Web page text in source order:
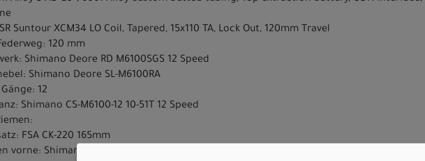
Suntour XCM34 LO Coil, Tapered, 15x110 TA, Lock Out, 120mm Travel
120 mm
Shimano Deore RD M6100SGS 12 Speed
Shimano Deore SL-M6100RA
12
Shimano CS-M6100-12 10-51T 12 Speed
FSA CK-220 165mm
vorne: Shimano BR-MT420 Disc Brakes